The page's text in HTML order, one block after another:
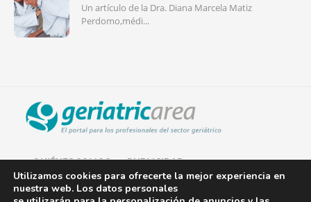
Un artículo de la Dra. Diana Marcela Matiz
Perdomo,médi...
QUIÉNES SOMOS PUBLICIDAD
AVISO LEGAL
Utilizamos cookies para ofrecerte la mejor experiencia en
nuestra web. Los datos personales